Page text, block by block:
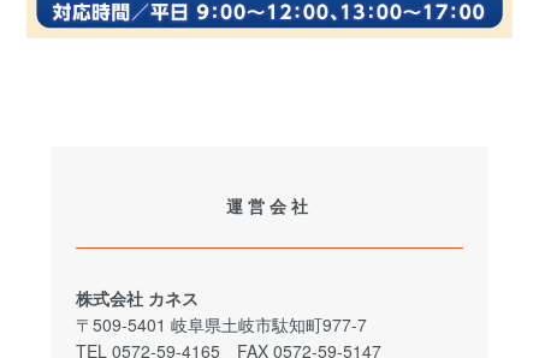
運営会社
株式会社 カネス
〒509-5401 岐阜県土岐市駄知町977-7
TEL 0572-59-4165 FAX 0572-59-5147